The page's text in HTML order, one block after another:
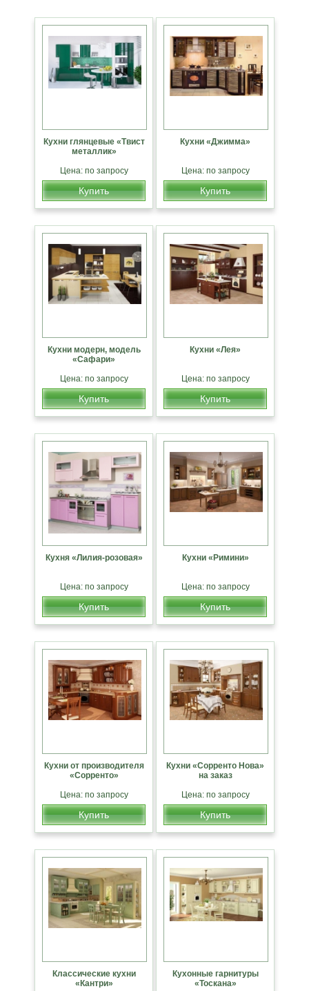
Кухни глянцевые «Твист
металлик»
Цена: по запросу
Купить
Кухни «Джимма»
Цена: по запросу
Купить
Кухни модерн, модель
«Сафари»
Цена: по запросу
Купить
Кухни «Лея»
Цена: по запросу
Купить
Кухня «Лилия-розовая»
Цена: по запросу
Купить
Кухни «Римини»
Цена: по запросу
Купить
Кухни от производителя
«Сорренто»
Цена: по запросу
Купить
Кухни «Сорренто Нова»
на заказ
Цена: по запросу
Купить
Классические кухни
«Кантри»
Кухонные гарнитуры
«Тоскана»